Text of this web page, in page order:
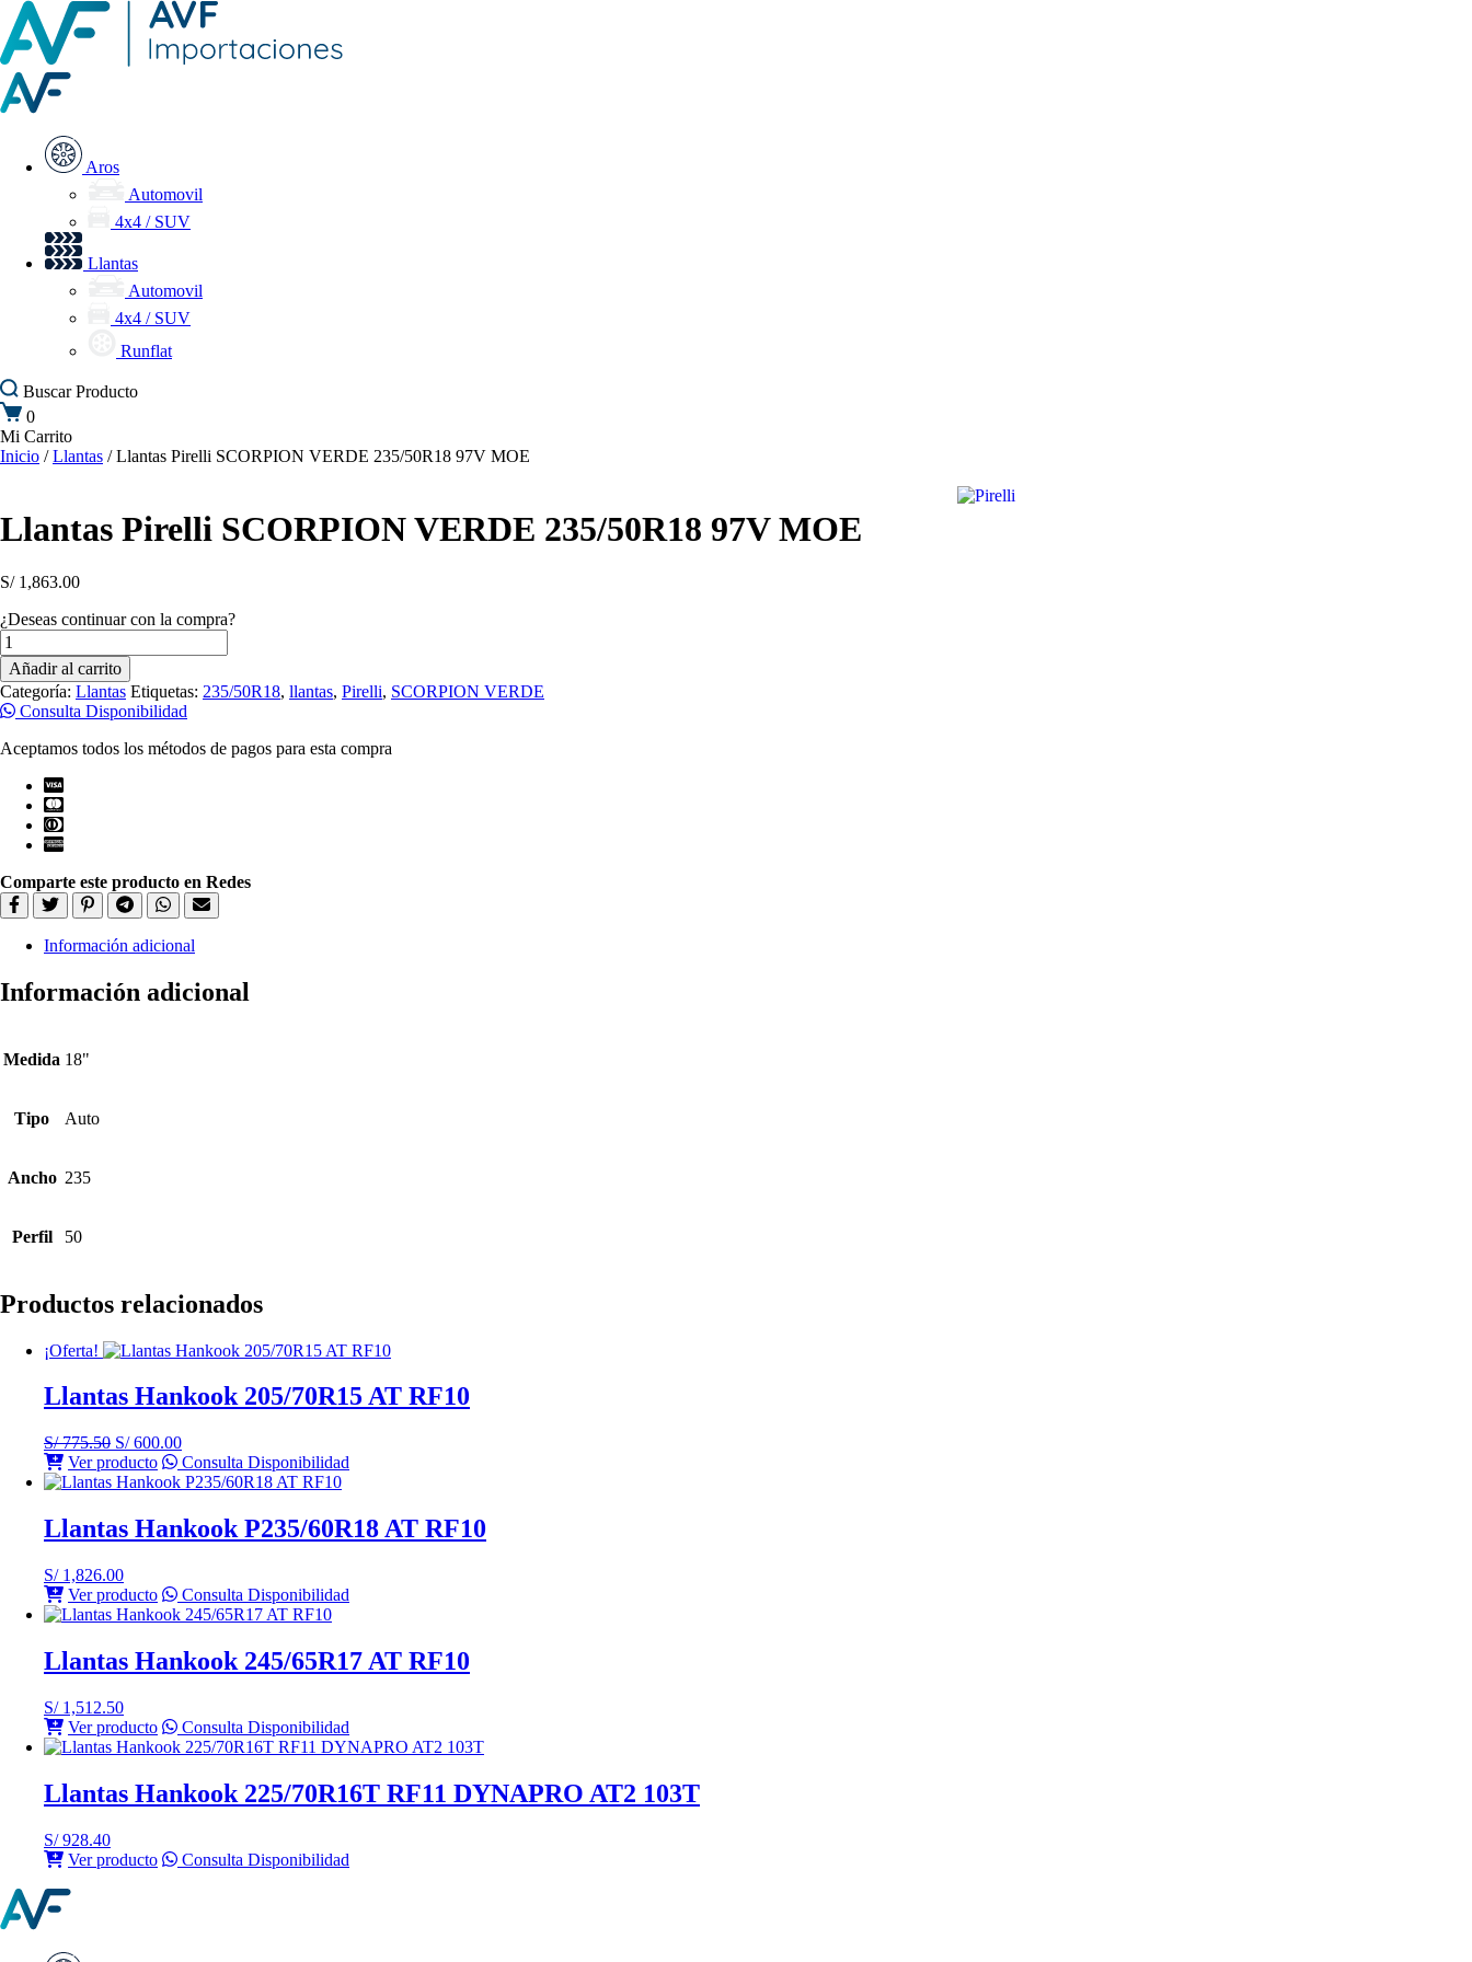
Aros
Automovil
4x4 / SUV
Llantas
Automovil
4x4 / SUV
Runflat
BuscarProducto
0
Mi Carrito
Inicio /Llantas / Llantas Pirelli SCORPION VERDE 235/50R18 97V MOE
Llantas Pirelli SCORPION VERDE 235/50R18 97V MOE
S/1,863.00
¿Deseas continuar con la compra?
Llantas
Pirelli
SCORPION
VERDE
235/50R18
MOE
cantidad
Añadir al carrito
Categoría: Llantas Etiquetas: 235/50R18, llantas, Pirelli, SCORPION VERDE
Consulta Disponibilidad
Aceptamos todos los métodos de pagos para esta compra
Comparte este producto en Redes
Información adicional
Información adicional
Medida 18"
Tipo Auto
Ancho 235
Perfil 50
Productos relacionados
¡Oferta!
Llantas Hankook 205/70R15 AT RF10
S/775.50 El
precio
original
S/ 775.50.
S/600.00El
precio
actual
S/ 600.00.
Ver producto Consulta Disponibilidad
Llantas Hankook P235/60R18 AT RF10
S/1,826.00
Ver producto
Consulta Disponibilidad
Llantas Hankook 245/65R17 AT RF10
S/1,512.50
Ver producto
Consulta Disponibilidad
Llantas Hankook 225/70R16T RF11 DYNAPRO AT2 103T
S/928.40
Ver producto
Consulta Disponibilidad